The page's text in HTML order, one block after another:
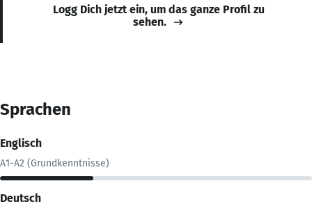
Logg Dich jetzt ein, um das ganze Profil zu
sehen.
Sprachen
Englisch
A1-A2 (Grundkenntnisse)
Deutsch